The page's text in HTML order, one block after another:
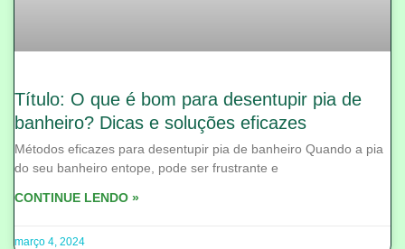
Título: O que é bom para desentupir pia de
banheiro? Dicas e soluções eficazes
Métodos eficazes para desentupir pia de banheiro Quando a pia
do seu banheiro entope, pode ser frustrante e
CONTINUE LENDO »
março 4, 2024